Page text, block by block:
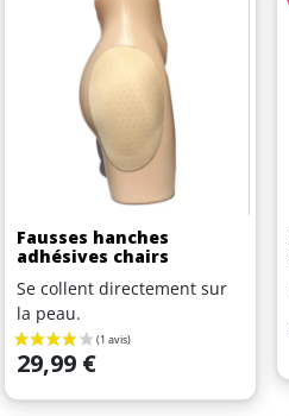
Fausses hanches
adhésives chairs
Se collent directement sur
la peau.
Prix
29,99 €